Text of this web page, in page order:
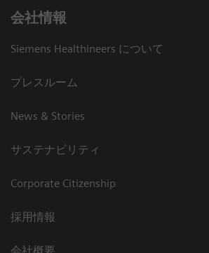
会社情報
Siemens Healthineers について
プレスルーム
News & Stories
サステナビリティ
Corporate Citizenship
採用情報